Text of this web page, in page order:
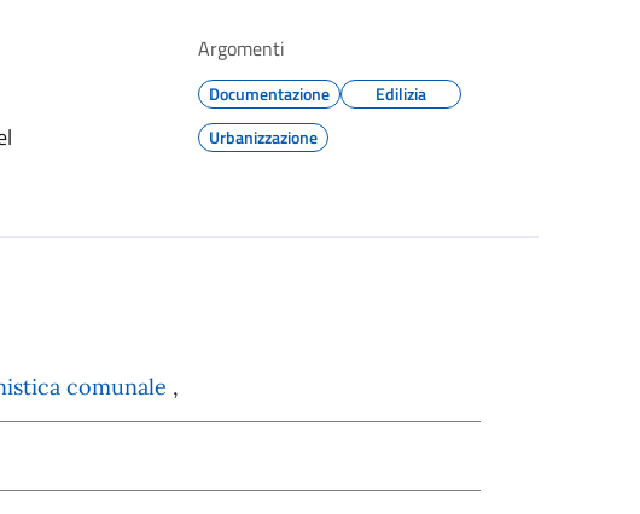
Argomenti
Documentazione
Edilizia
Urbanizzazione
comunale ,